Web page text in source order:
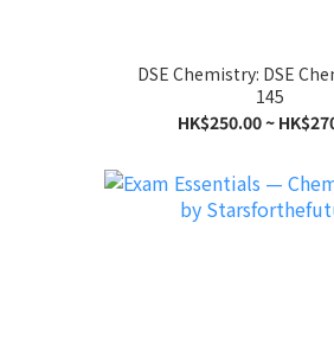
DSE Chemistry: DSE
145
HK$250.00 ~